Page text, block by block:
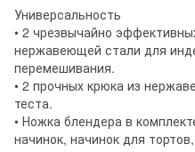
Универсальность
• 2 чрезвычайно
нержавеющей стали для
перемешивания.
• 2 прочных крюка из
теста.
• Ножка блендера в
начинок, начинок для